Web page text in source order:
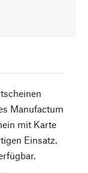
Manufactum
mit Karte
Einsatz.